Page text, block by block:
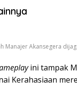
Manajer Akansegera
ini tampak
Kerahasiaan